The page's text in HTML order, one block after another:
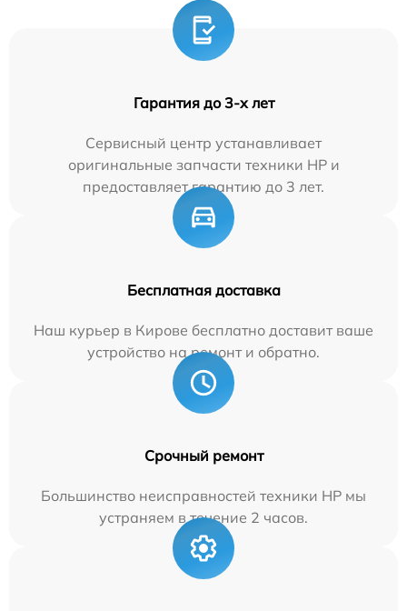
Гарантия до 3-х лет
Сервисный центр устанавливает
оригинальные запчасти техники HP и
предоставляет гарантию до 3 лет.
Бесплатная доставка
Наш курьер в Кирове бесплатно доставит ваше
устройство на ремонт и обратно.
Срочный ремонт
Большинство неисправностей техники HP мы
устраняем в течение 2 часов.